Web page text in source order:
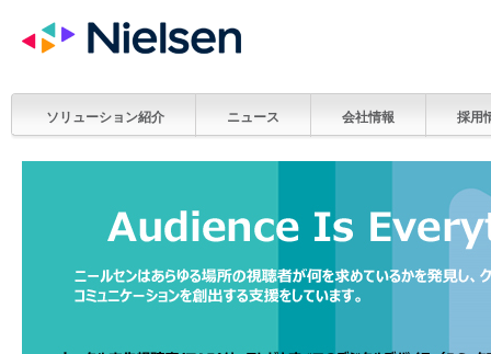
ソリューション紹介 ニュース 会社情報 採用